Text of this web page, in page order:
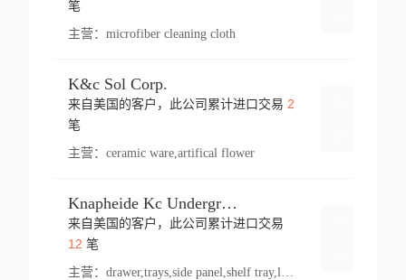
笔
主营： microfiber cleaning cloth
K&c Sol Corp.
来自美国的客户，此公司累计进口交易 2
笔
主营： ceramic ware,artifical flower
Knapheide Kc Underground
来自美国的客户，此公司累计进口交易
12 笔
主营：